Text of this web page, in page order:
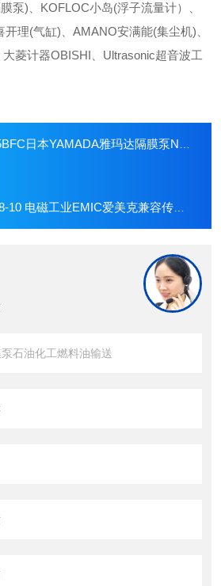
泵)、KOFLOC小岛(浮子流量计）、
理(气缸)、AMANO安满能(集尘机)、
菱计器OBISHI、Ultrasonic超音波工
日本YAMADA雅玛达隔膜泵NDP-25系列铸铁S45C
磁工业EMIC爱美克兼容传感器磁化电源/磁化设备